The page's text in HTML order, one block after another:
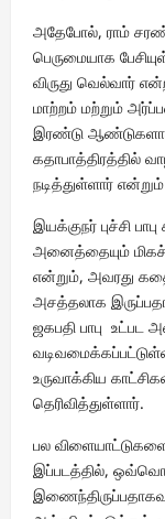
அதேபோல், ராம் சரண்
பெருமையாக
விருது வெல்வார்
மாற்றம் மற்றும்
இரண்டு
கதாபாத்திரத்தில்
நடித்துள்ளார்
இயக்குநர் புச்சி
அனைத்தையும் மிகச்
என்றும், அவரது
அசத்தலாக
ஜகபதி பாபு உட்பட
உருவாக்கிய
தெரிவித்துள்ளார்.
பல
இப்படத்தில்,